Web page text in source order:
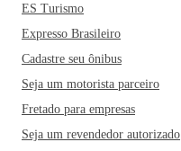
ES Turismo
Expresso Brasileiro
Cadastre seu ônibus
Seja um motorista parceiro
Fretado para empresas
Seja um revendedor autorizado